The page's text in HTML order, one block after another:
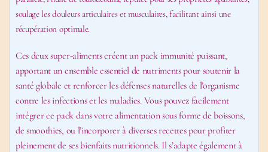
soulage les douleurs articulaires et musculaires, facilitant ainsi une
récupération optimale.
Ces deux super-aliments créent un pack immunité puissant,
apportant un ensemble essentiel de nutriments pour soutenir la
santé globale et renforcer les défenses naturelles de l’organisme
contre les infections et les maladies. Vous pouvez facilement
intégrer ce pack dans votre alimentation sous forme de boissons,
de smoothies, ou l’incorporer à diverses recettes pour profiter
pleinement de ses bienfaits nutritionnels. Il s’adapte également à